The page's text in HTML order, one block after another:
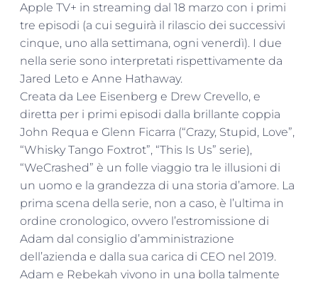
Apple TV+ in streaming dal 18 marzo con i primi
tre episodi (a cui seguirà il rilascio dei successivi
cinque, uno alla settimana, ogni venerdì). I due
nella serie sono interpretati rispettivamente da
Jared Leto e Anne Hathaway.
Creata da Lee Eisenberg e Drew Crevello, e
diretta per i primi episodi dalla brillante coppia
John Requa e Glenn Ficarra (“Crazy, Stupid, Love”,
“Whisky Tango Foxtrot”, “This Is Us” serie),
“WeCrashed” è un folle viaggio tra le illusioni di
un uomo e la grandezza di una storia d’amore. La
prima scena della serie, non a caso, è l’ultima in
ordine cronologico, ovvero l’estromissione di
Adam dal consiglio d’amministrazione
dell’azienda e dalla sua carica di CEO nel 2019.
Adam e Rebekah vivono in una bolla talmente